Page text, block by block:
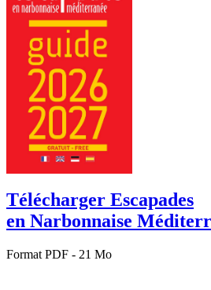
Télécharger Escapades
en Narbonnaise
Format PDF - 21 Mo